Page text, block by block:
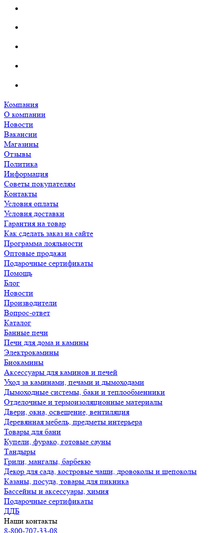
Компания
О компании
Новости
Вакансии
Магазины
Отзывы
Политика
Информация
Советы покупателям
Контакты
Условия оплаты
Условия доставки
Гарантия на товар
Как сделать заказ на сайте
Программа лояльности
Оптовые продажи
Подарочные сертификаты
Помощь
Блог
Новости
Производители
Вопрос-ответ
Каталог
Банные печи
Печи для дома и камины
Электрокамины
Биокамины
Аксессуары для каминов и печей
Уход за каминами, печами и дымоходами
Дымоходные системы, баки и теплообменники
Отделочные и термоизоляционные материалы
Двери, окна, освещение, вентиляция
Деревянная мебель, предметы интерьера
Товары для бани
Купели, фурако, готовые сауны
Тандыры
Грили, мангалы, барбекю
Декор для сада, костровые чаши, дровоколы и щепоколы
Казаны, посуда, товары для пикника
Бассейны и аксессуары, химия
Подарочные сертификаты
ДДБ
Наши контакты
8-800-707-33-08